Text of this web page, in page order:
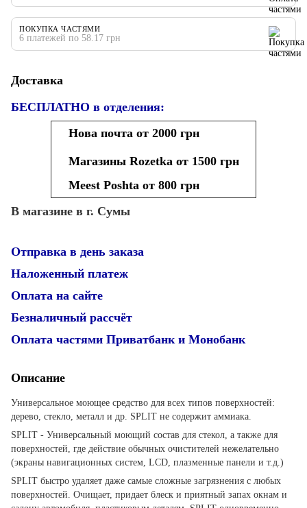
ПОКУПКА ЧАСТЯМИ
6 платежей по 58.17 грн
Доставка
БЕСПЛАТНО в отделения:
Нова почта от 2000 грн
Магазины Rozetka от 1500 грн
Meest Poshta от 800 грн
В магазине в г. Сумы
Отправка в день заказа
Наложенный платеж
Оплата на сайте
Безналичный рассчёт
Оплата частями Приватбанк и Монобанк
Описание
Универсальное моющее средство для всех типов поверхностей:
дерево, стекло, металл и др. SPLIT не содержит аммиака.
SPLIT - Универсальный моющий состав для стекол, а также для
поверхностей, где действие обычных очистителей нежелательно
(экраны навигационных систем, LCD, плазменные панели и т.д.)
SPLIT быстро удаляет даже самые сложные загрязнения с любых
поверхностей. Очищает, придает блеск и приятный запах окнам и